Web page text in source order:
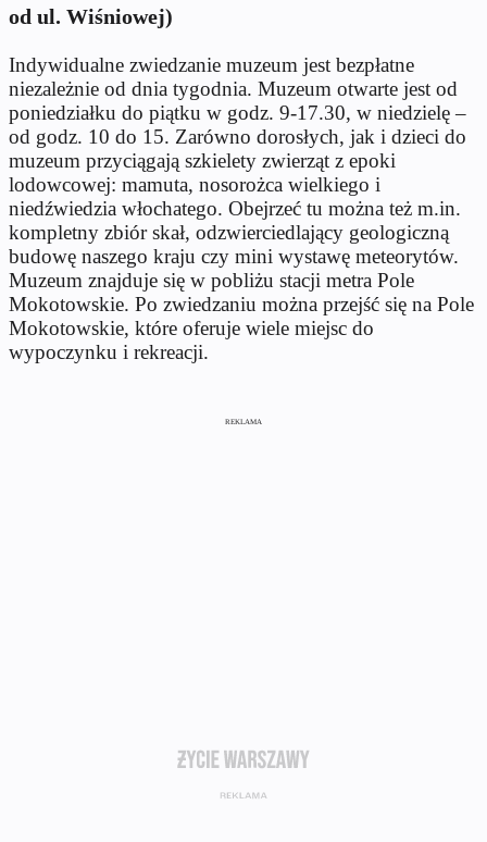
od ul. Wiśniowej)
Indywidualne zwiedzanie muzeum jest bezpłatne
niezależnie od dnia tygodnia. Muzeum otwarte jest od
poniedziałku do piątku w godz. 9-17.30, w niedzielę –
od godz. 10 do 15. Zarówno dorosłych, jak i dzieci do
muzeum przyciągają szkielety zwierząt z epoki
lodowcowej: mamuta, nosorożca wielkiego i
niedźwiedzia włochatego. Obejrzeć tu można też m.in.
kompletny zbiór skał, odzwierciedlający geologiczną
budowę naszego kraju czy mini wystawę meteorytów.
Muzeum znajduje się w pobliżu stacji metra Pole
Mokotowskie. Po zwiedzaniu można przejść się na Pole
Mokotowskie, które oferuje wiele miejsc do
wypoczynku i rekreacji.
REKLAMA